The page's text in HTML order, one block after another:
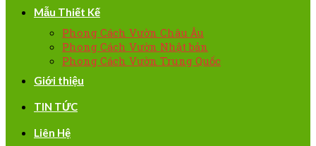
Mẫu Thiết Kế
Phong Cách Vườn Châu Âu
Phong Cách Vườn Nhật bản
Phong Cách Vườn Trung Quốc
Giới thiệu
TIN TỨC
Liên Hệ